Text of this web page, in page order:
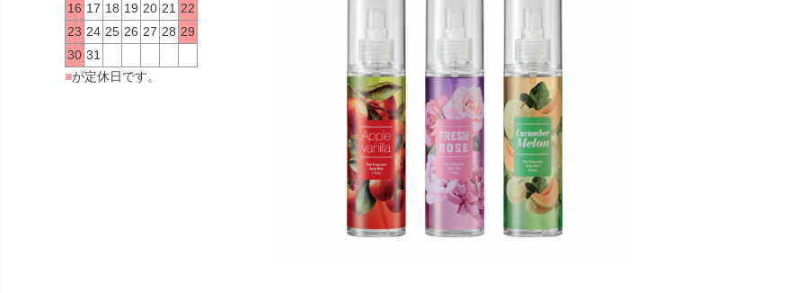
16 17 18 19 20 21 22
23 24 25 26 27 28 29
30 31
■が定休日です。